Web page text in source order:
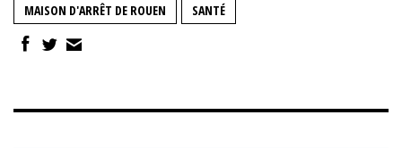
MAISON D'ARRÊT DE ROUEN SANTÉ